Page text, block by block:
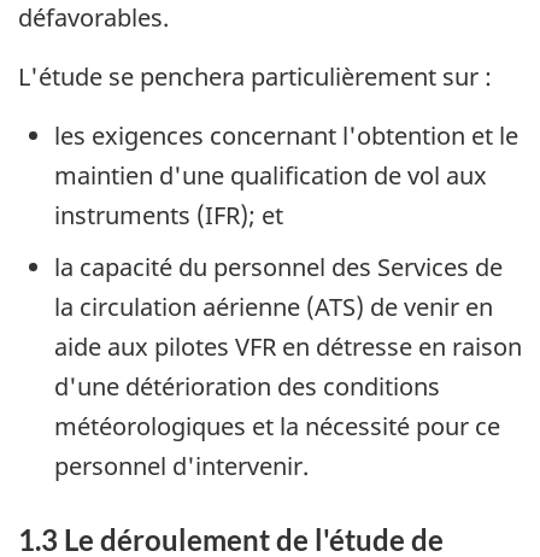
défavorables.
L'étude se penchera particulièrement sur :
les exigences concernant l'obtention et le
maintien d'une qualification de vol aux
instruments (IFR); et
la capacité du personnel des Services de
la circulation aérienne (ATS) de venir en
aide aux pilotes VFR en détresse en raison
d'une détérioration des conditions
météorologiques et la nécessité pour ce
personnel d'intervenir.
1.3 Le déroulement de l'étude de